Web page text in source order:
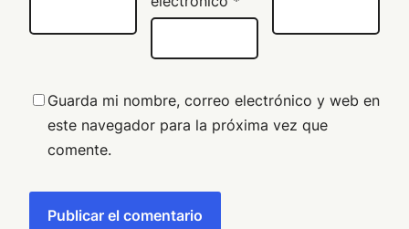
Guarda mi nombre, correo electrónico y web en
este navegador para la próxima vez que
comente.